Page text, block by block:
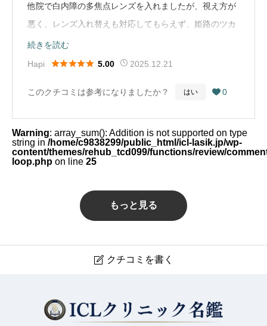
た、視野も広がったように感じます。心配していたハロ
ーグレアについては、影響はほぼなく夜間のクルマの運
転も問題ありません。レンズは特注となり費用は100万
円を超えましたが、それでも手術を受けて良かったと思
他院で白内障の多焦点レンズを入れましたが、視え方が
悪く、レンズ入れ替えも対応してもらえず、姫路のツカ
ザキ病院で野口三太朗先生に単焦点レンズに入れ替えし
ていただきました。片方の目に問題があり、左右差が生
レンズを入れて矯正した方が良い、合わなければ元に戻
特注レンズで3カ月待って、手術は仙台へ…空港からア
クセスも良く駅近で便利です。左右差もなくなり、単焦
点から多焦点にしたので視える範囲も広くなり良かった
過観察中です。もし手術する場合は、三太朗先生にお願
いしたいと思っております。【追記】白内障の多焦点レ
が見えにくい…毎日ストレスでどうにも我慢出来ず4ヶ
輪っか状、粒状の浮遊物、白っぽい霞み、電気やテレビ
続きを読む
Hapi
 5.00 2025.12.21
このクチコミは参考になりましたか？ はい  0
Warning: array_sum(): Addition is not supported on type
string in /home/c9838299/public_html/icl-lasik.jp/wp-
content/themes/rehub_tcd099/functions/review/
loop.php on line 25
もっと見る
 クチコミを書く
現在クチコミは投稿できません。